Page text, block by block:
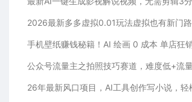
手机壁纸赚钱秘籍！AI 绘画 0 成本 单店狂